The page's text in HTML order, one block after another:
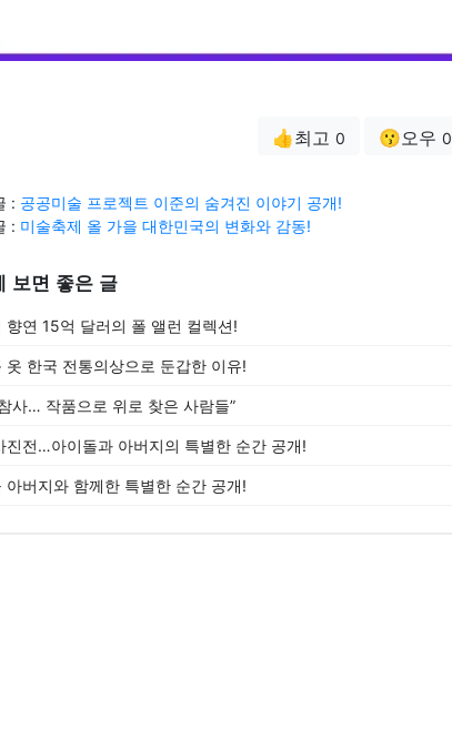
👍최고 0 😗오우 0
: 공공미술 프로젝트 이준의 숨겨진 이야기 공개!
: 미술축제 올 가을 대한민국의 변화와 감동!
보면 좋은 글
향연 15억 달러의 폴 앨런 컬렉션!
옷 한국 전통의상으로 둔갑한 이유!
사… 작품으로 위로 찾은 사람들”
진전…아이돌과 아버지의 특별한 순간 공개!
아버지와 함께한 특별한 순간 공개!